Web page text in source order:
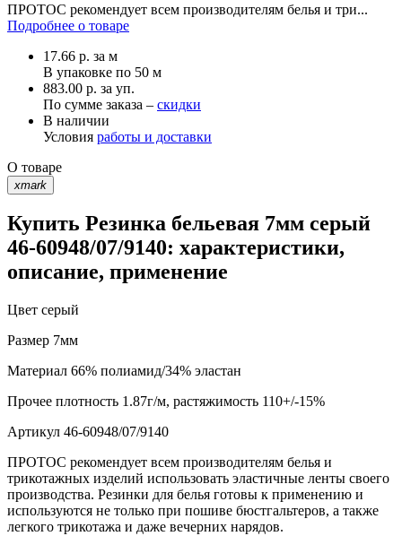
ПРОТОС рекомендует всем производителям белья и три...
Подробнее о товаре
17.66 р. за м
В упаковке по 50 м
883.00 р. за уп.
По сумме заказа – скидки
В наличии
Условия работы и доставки
О товаре
xmark
Купить Резинка бельевая 7мм серый
46-60948/07/9140: характеристики,
описание, применение
Цвет серый
Размер 7мм
Материал 66% полиамид/34% эластан
Прочее плотность 1.87г/м, растяжимость 110+/-15%
Артикул 46-60948/07/9140
ПРОТОС рекомендует всем производителям белья и
трикотажных изделий использовать эластичные ленты своего
производства. Резинки для белья готовы к применению и
используются не только при пошиве бюстгальтеров, а также
легкого трикотажа и даже вечерних нарядов.